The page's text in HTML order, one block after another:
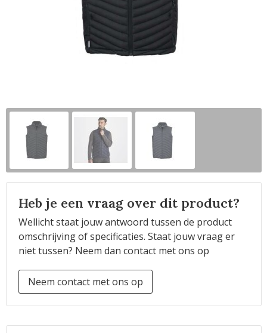
Heb je een vraag over dit product?
Wellicht staat jouw antwoord tussen de product
omschrijving of specificaties. Staat jouw vraag er
niet tussen? Neem dan contact met ons op
Neem contact met ons op